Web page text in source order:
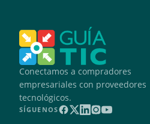
Conectamos a compradores
empresariales con proveedores
tecnológicos.
SÍGUENOS